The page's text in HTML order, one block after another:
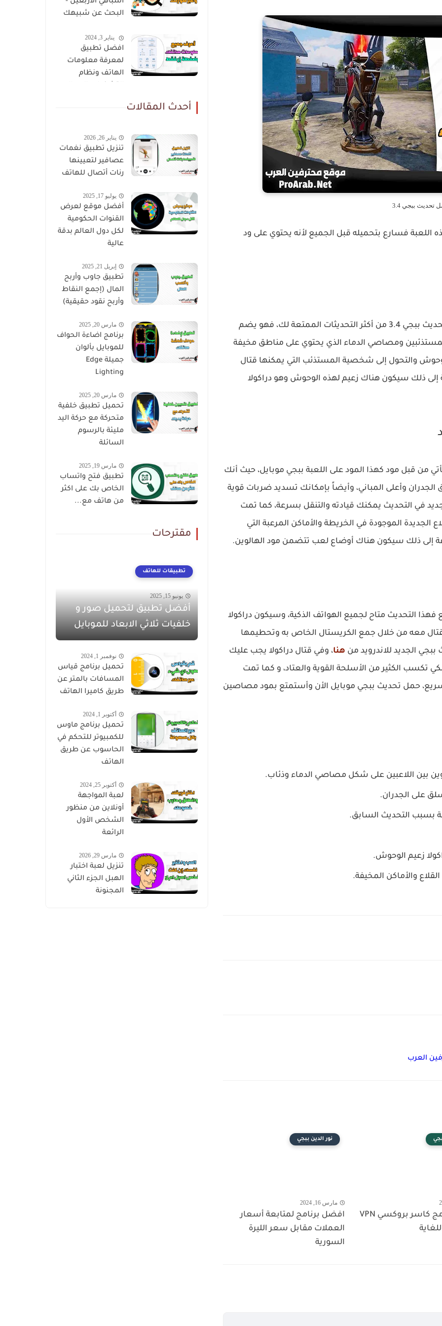
تحديث ببجي 3.4
كنت من عشاق هذه اللعبة فسارع بتحميله قبل الجميع لأنه يحتوي على ود
إذا كنت من أصحاب القلوب القوية فسوف يكون تحديث ببجي 3.4 من أكثر التحديثات الممتعة لك، فهو يضم
ومصاصي الدماء الذي يحتوي على مناطق مخيفة
والتحول إلى شخصية المستذئب التي يمكنها قتال
إلى ذلك سيكون هناك زعيم لهذه الوحوش وهو دراكولا
من قبل مود كهذا المود على اللعبة ببجي موبايل، حيث أنك
وأعلى المباني، وأيضاً بإمكانك تسديد ضربات قوية
في التحديث يمكنك قيادته والتنقل بسرعة، كما تمت
الجديدة الموجودة في الخريطة والأماكن المرعبة التي
إلى ذلك سيكون هناك أوضاع لعب تتضمن مود الهالوين.
تحديث ببجي 3.4 قبل الجميع فهذا التحديث متاح لجميع الهواتف الذكية، وسيكون دراكولا
معه من خلال جمع الكريستال الخاص به وتحطيمها
الجديد للاندرويد من هنا، وفي قتال دراكولا يجب عليك
تكسب الكثير من الأسلحة القوية والعتاد، و كما تمت
سريع، حمل تحديث ببجي موبايل الأن وأستمتع بمود مصاصين
على الجدران.
بسبب التحديث السابق.
زعيم الوحوش.
والأماكن المخيفة.
العرب
افضل برنامج كاسر بروكسي VPN
نور الدين ببجي
مارس 16, 2024
افضل برنامج لمتابعة أسعار
العملات مقابل سعر الليرة
السورية
البحث عن شبيهك
يناير 3, 2024
افضل تطبيق
لمعرفة معلومات
الهاتف ونظام
أحدث المقالات
يناير 26, 2026
تنزيل تطبيق نغمات
عصافير لتعيينها
رنات أتصال للهاتف
يوليو 17, 2025
أفضل موقع لعرض
القنوات الحكومية
لكل دول العالم بدقة
عالية
إبريل 21, 2025
تطبيق جاوب وأربح
المال (إجمع النقاط
وأربح نقود حقيقية)
مارس 20, 2025
برنامج اضاءة الحواف
للموبايل بألوان
جميلة Edge
Lighting
مارس 20, 2025
تحميل تطبيق خلفية
متحركة مع حركة اليد
مليئة بالرسوم
السائلة
مارس 19, 2025
تطبيق فتح واتساب
الخاص بك على اكثر
من هاتف مع...
مقترحات
تطبيقات للهاتف
يونيو 15, 2025
أفضل تطبيق لتحميل صور و
خلفيات ثلاثي الابعاد للموبايل
نوفمبر 1, 2024
تحميل برنامج قياس
المسافات بالمتر عن
طريق كاميرا الهاتف
أكتوبر 1, 2024
تحميل برنامج ماوس
للكمبيوتر للتحكم في
الحاسوب عن طريق
الهاتف
أكتوبر 25, 2024
لعبة المواجهة
أونلاين من منظور
الشخص الأول
الرائعة
مارس 29, 2026
تنزيل لعبة اختبار
المجنونة